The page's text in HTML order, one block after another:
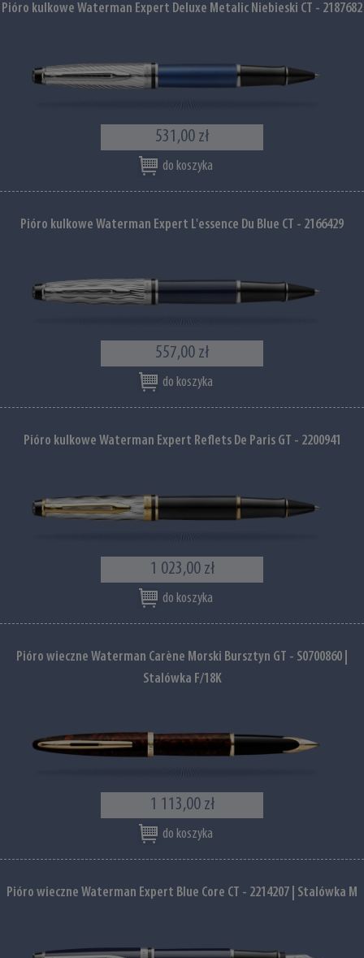
Pióro kulkowe Waterman Expert Deluxe Metalic Niebieski CT - 2187682
531,00 zł
do koszyka
Pióro kulkowe Waterman Expert L'essence Du Blue CT - 2166429
557,00 zł
do koszyka
Pióro kulkowe Waterman Expert Reflets De Paris GT - 2200941
1 023,00 zł
do koszyka
Pióro wieczne Waterman Carène Morski Bursztyn GT - S0700860 |
Stalówka F/18K
1 113,00 zł
do koszyka
Pióro wieczne Waterman Expert Blue Core CT - 2214207 | Stalówka M